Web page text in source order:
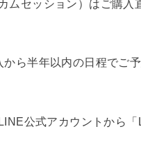
ムセッション）はご購
ら半年以内の日程でご
公式アカウントから「